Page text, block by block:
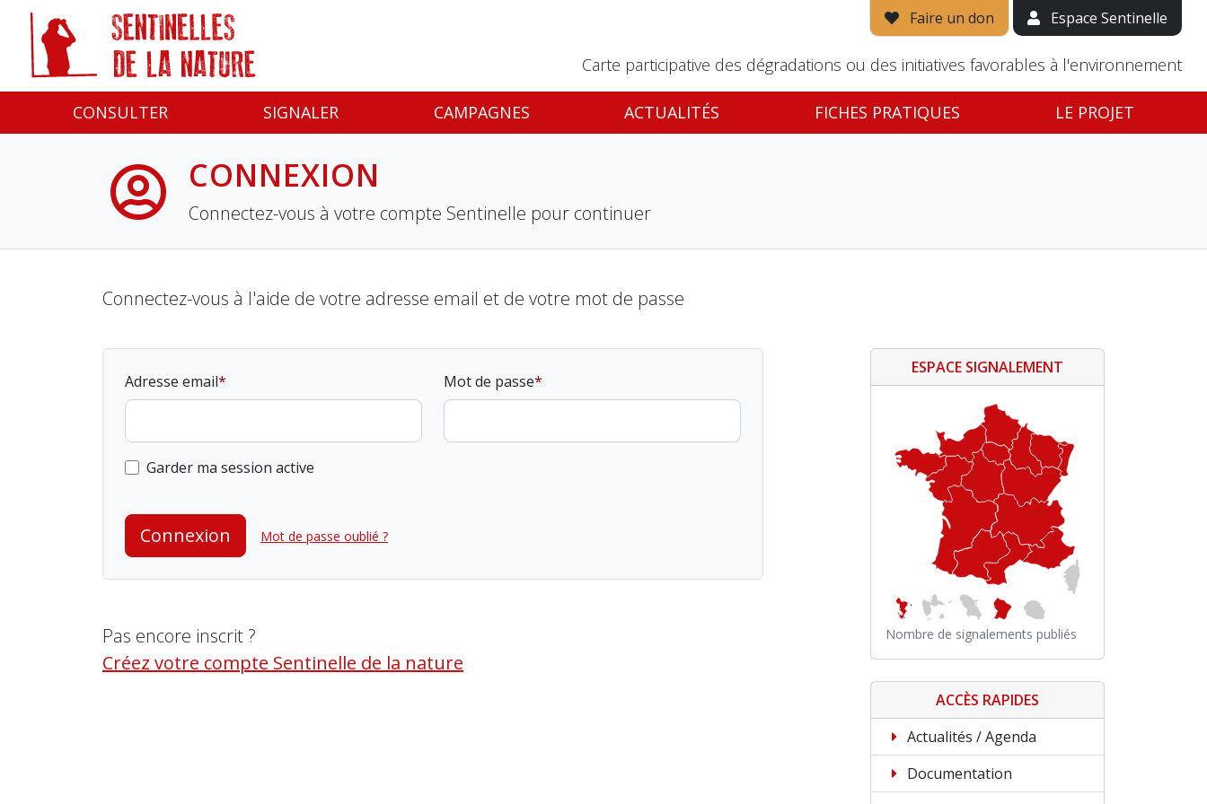
Faire un don Espace Sentinelle
Carte participative des dégradations ou des initiatives favorables à l'environnement
CONSULTER SIGNALER CAMPAGNES ACTUALITÉS FICHES PRATIQUES LE PROJET
CONNEXION
Connectez-vous à votre compte Sentinelle pour continuer
Connectez-vous à l'aide de votre adresse email et de votre mot de passe
Adresse email Mot de passe
Garder ma session active
Connexion Mot de passe oublié ?
Pas encore inscrit ?
Créez votre compte Sentinelle de la nature
ESPACE SIGNALEMENT
Nombre de signalements publiés
ACCÈS RAPIDES
Actualités / Agenda
Documentation
Panneau de gestion des cookies